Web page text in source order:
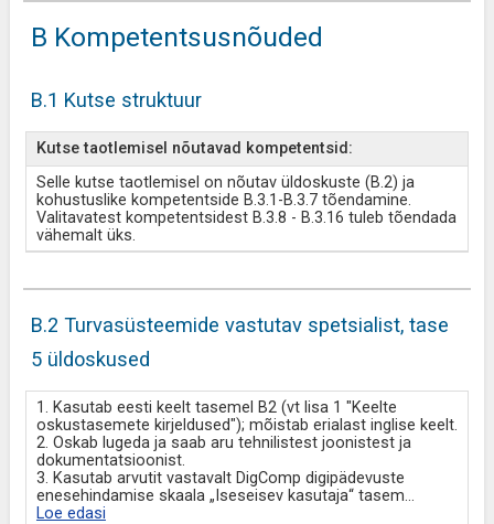
B Kompetentsusnõuded
B.1 Kutse struktuur
Kutse taotlemisel nõutavad kompetentsid:
Selle kutse taotlemisel on nõutav üldoskuste (B.2) ja
kohustuslike kompetentside B.3.1-B.3.7 tõendamine.
Valitavatest kompetentsidest B.3.8 - B.3.16 tuleb tõendada
vähemalt üks.
B.2 Turvasüsteemide vastutav spetsialist, tase
5 üldoskused
1. Kasutab eesti keelt tasemel B2 (vt lisa 1 "Keelte
oskustasemete kirjeldused"); mõistab erialast inglise keelt.
2. Oskab lugeda ja saab aru tehnilistest joonistest ja
dokumentatsioonist.
3. Kasutab arvutit vastavalt DigComp digipädevuste
enesehindamise skaala „Iseseisev kasutaja“ tasem...
Loe edasi